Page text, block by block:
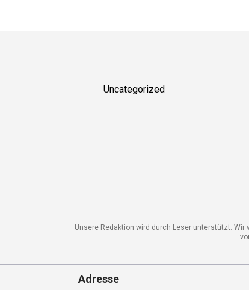
Uncategorized
Unsere Redaktion wird durch Leser unterstützt. Wir
Adresse